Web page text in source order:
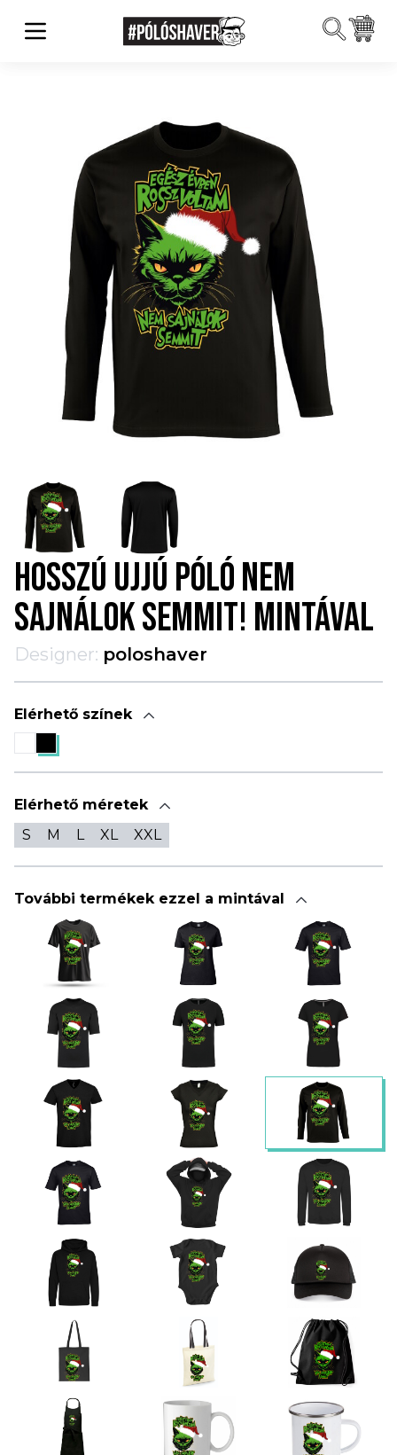
HOSSZÚ UJJÚ PÓLÓ NEM
SAJNÁLOK SEMMIT! MINTÁVAL
Designer: poloshaver
Elérhető színek
Elérhető méretek
S
M L XL XXL
További termékek ezzel a mintával